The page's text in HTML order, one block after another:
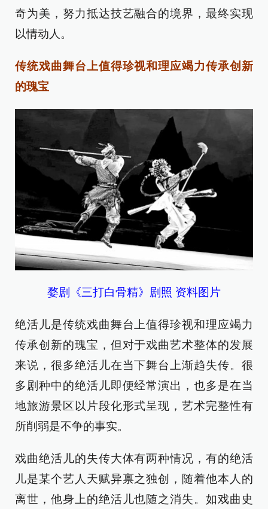
奇为美，努力抵达技艺融合的境界，最终实现
以情动人。
传统戏曲舞台上值得珍视和理应竭力传承创新
的瑰宝
婺剧《三打白骨精》剧照 资料图片
绝活儿是传统戏曲舞台上值得珍视和理应竭力
传承创新的瑰宝，但对于戏曲艺术整体的发展
来说，很多绝活儿在当下舞台上渐趋失传。很
多剧种中的绝活儿即便经常演出，也多是在当
地旅游景区以片段化形式呈现，艺术完整性有
所削弱是不争的事实。
戏曲绝活儿的失传大体有两种情况，有的绝活
儿是某个艺人天赋异禀之独创，随着他本人的
离世，他身上的绝活儿也随之消失。如戏曲史